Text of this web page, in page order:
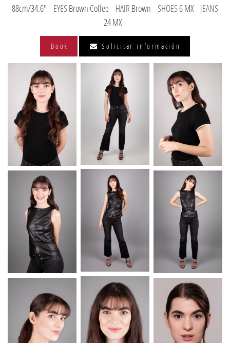
88cm/34.6"
EYESBrown Coffee HAIR Brown SHOES6 MX JEANS
24 MX
Book Solicitar información